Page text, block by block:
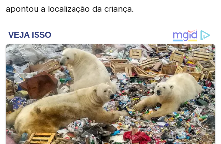
apontou a localização da criança.